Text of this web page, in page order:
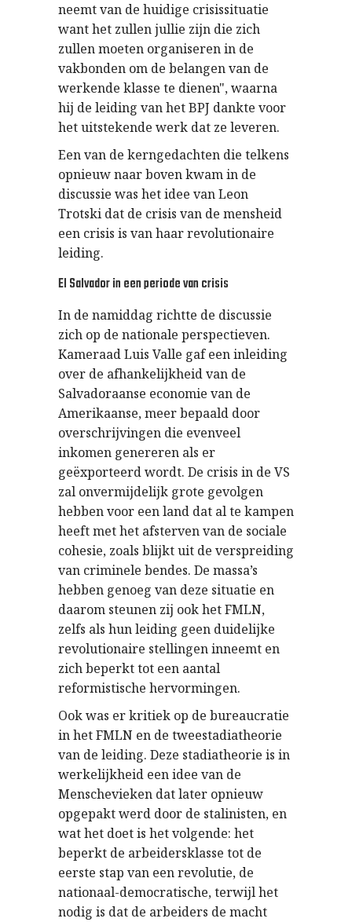
neemt van de huidige crisissituatie
want het zullen jullie zijn die zich
zullen moeten organiseren in de
vakbonden om de belangen van de
werkende klasse te dienen", waarna
hij de leiding van het BPJ dankte voor
het uitstekende werk dat ze leveren.
Een van de kerngedachten die telkens
opnieuw naar boven kwam in de
discussie was het idee van Leon
Trotski dat de crisis van de mensheid
een crisis is van haar revolutionaire
leiding.
El Salvador in een periode van crisis
In de namiddag richtte de discussie
zich op de nationale perspectieven.
Kameraad Luis Valle gaf een inleiding
over de afhankelijkheid van de
Salvadoraanse economie van de
Amerikaanse, meer bepaald door
overschrijvingen die evenveel
inkomen genereren als er
geëxporteerd wordt. De crisis in de VS
zal onvermijdelijk grote gevolgen
hebben voor een land dat al te kampen
heeft met het afsterven van de sociale
cohesie, zoals blijkt uit de verspreiding
van criminele bendes. De massa’s
hebben genoeg van deze situatie en
daarom steunen zij ook het FMLN,
zelfs als hun leiding geen duidelijke
revolutionaire stellingen inneemt en
zich beperkt tot een aantal
reformistische hervormingen.
Ook was er kritiek op de bureaucratie
in het FMLN en de tweestadiatheorie
van de leiding. Deze stadiatheorie is in
werkelijkheid een idee van de
Menschevieken dat later opnieuw
opgepakt werd door de stalinisten, en
wat het doet is het volgende: het
beperkt de arbeidersklasse tot de
eerste stap van een revolutie, de
nationaal-democratische, terwijl het
nodig is dat de arbeiders de macht